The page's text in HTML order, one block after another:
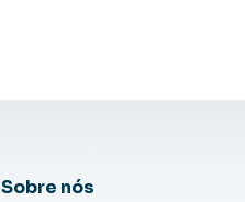
Sobre nós